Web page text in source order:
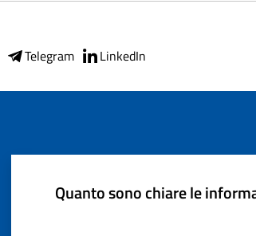
Telegram LinkedIn
Quanto sono chiare le